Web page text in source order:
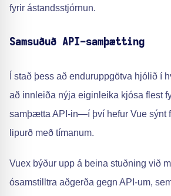
fyrir ástandsstjórnun.
Samsuðuð API-samþætting
Í stað þess að enduruppgötva hjólið í
að innleiða nýja eiginleika kjósa flest
samþætta API-in—í því hefur Vue sýnt
lipurð með tímanum.
Vuex býður upp á beina stuðning við
ósamstilltra aðgerða gegn API-um,